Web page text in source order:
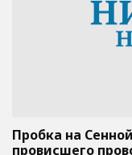
Пробка на
провисшего